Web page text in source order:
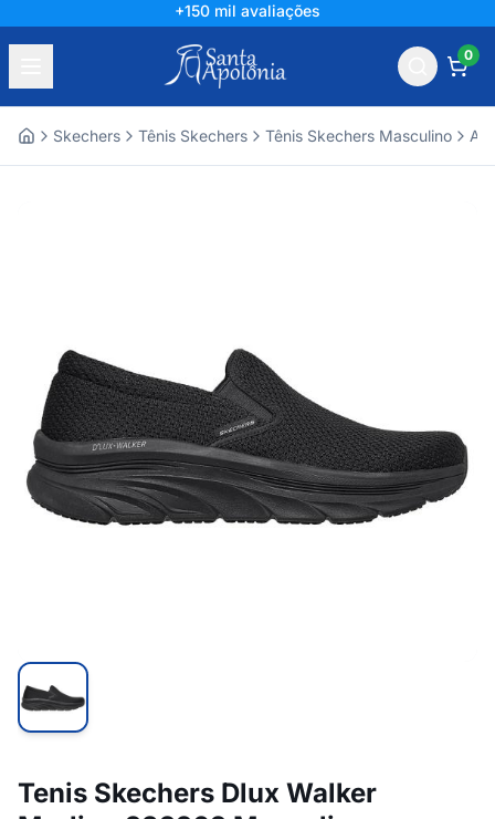
+150 mil avaliações
0
Skechers Tênis Skechers Tênis Skechers Masculino
Tenis Skechers Dlux Walker